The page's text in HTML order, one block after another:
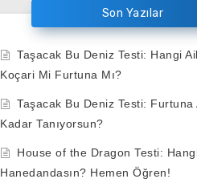
Son Yazılar
Taşacak Bu Deniz Testi: Hangi
Koçari Mi Furtuna Mı?
Taşacak Bu Deniz Testi: Furtuna
Kadar Tanıyorsun?
House of the Dragon Testi:
Hanedandasın? Hemen Öğren!